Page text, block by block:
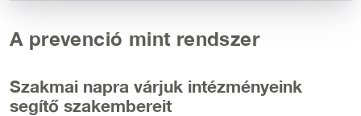
A prevenció mint rendszer
Szakmai napra várjuk intézményeink
segítő szakembereit